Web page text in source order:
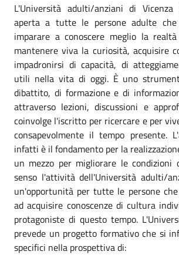
L'Università adulti/anziani di
aperta a tutte le persone adulte
imparare a conoscere meglio la
mantenere viva la curiosità, acquisire
impadronirsi di capacità, di
utili nella vita di oggi. È uno
dibattito, di formazione e di
attraverso lezioni, discussioni e
coinvolge l'iscritto per ricercare e per
consapevolmente il tempo presente.
infatti è il fondamento per la
un mezzo per migliorare le
senso l'attività dell'Università adulti/
un'opportunità per tutte le persone
ad acquisire conoscenze di cultura
protagoniste di questo tempo.
prevede un progetto formativo che si
specifici nella prospettiva di: